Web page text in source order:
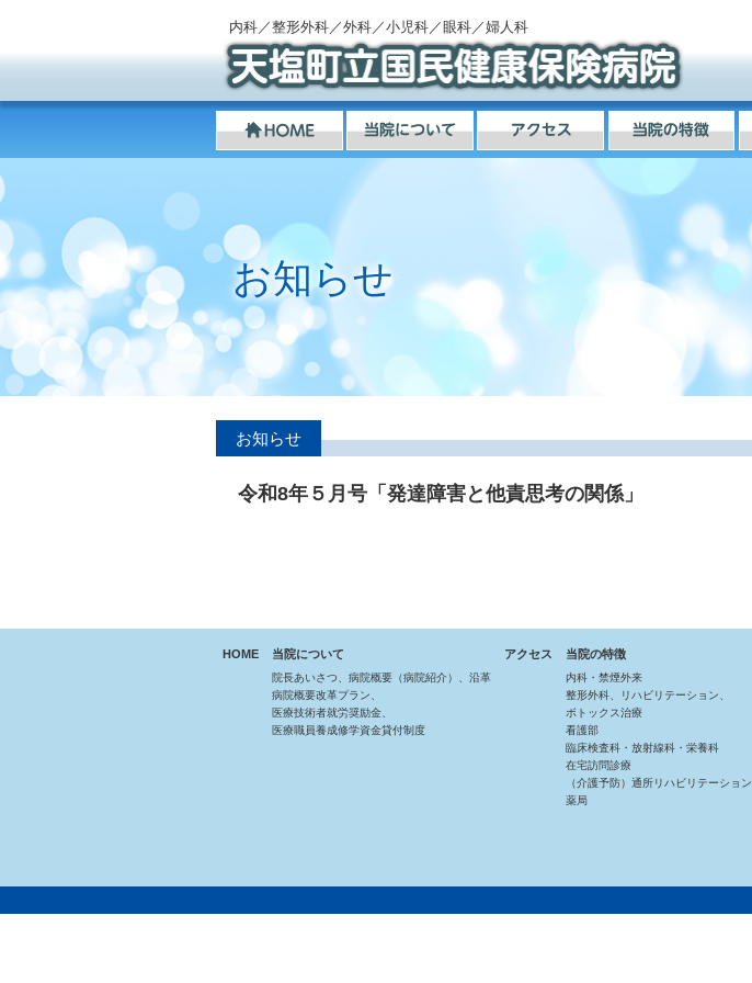
内科／整形外科／外科／小児科／眼科／婦人科
お知らせ
お知らせ
令和8年５月号「発達障害と他責思考の関係」
HOME 当院について
院長あいさつ、病院概要（病院紹介）、沿革
病院概要改革プラン、
医療技術者就労奨励金、
医療職員養成修学資金貸付制度
アクセス 当院の特徴
内科・禁煙外来
整形外科、リハビリテーション、
ボトックス治療
看護部
臨床検査科・放射線科・栄養科
在宅訪問診療
（介護予防）通所リハビリテーション
薬局